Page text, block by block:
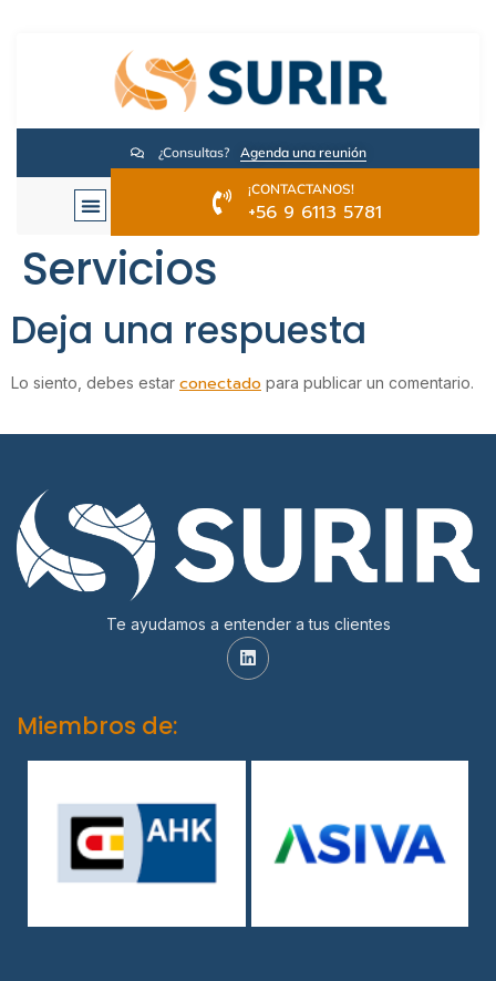
¿Consultas? Agenda una reunión
¡CONTACTANOS!
+56 9 6113 5781
Servicios
Deja una respuesta
Lo siento, debes estar conectado para publicar un comentario.
Te ayudamos a entender a tus clientes
Miembros de: